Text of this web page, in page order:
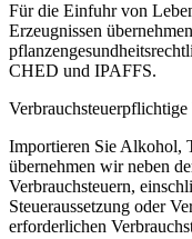
Für die Einfuhr von
Erzeugnissen
CHED und IPAFFS.
Verbrauchsteuerpflichtige
Importieren Sie Alkohol,
übernehmen wir neben
Verbrauchsteuern,
Steueraussetzung oder
erforderlichen